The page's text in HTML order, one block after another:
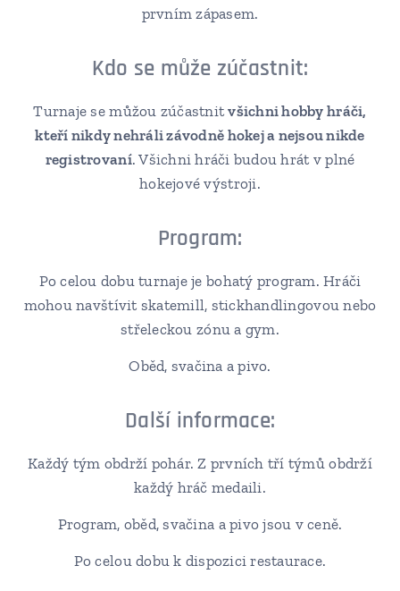
prvním zápasem.
Kdo se může zúčastnit:
Turnaje se můžou zúčastnitvšichni hobby hráči,
kteří nikdy nehráli závodně hokej a nejsou nikde
registrovaní. Všichni hráči budou hrát v plné
hokejové výstroji.
Program:
Po celou dobu turnaje je bohatý program. Hráči
mohou navštívit skatemill, stickhandlingovou nebo
střeleckou zónu a gym.
Oběd, svačina a pivo.
Další informace:
Každý tým obdrží pohár. Z prvních tří týmů obdrží
každý hráč medaili.
Program, oběd, svačina a pivo jsou v ceně.
Po celou dobu k dispozici restaurace.